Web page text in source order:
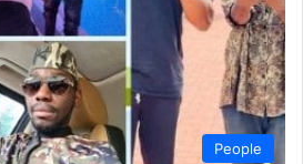
People